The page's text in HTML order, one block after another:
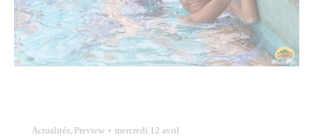
Actualités, Preview mercredi 12 avril